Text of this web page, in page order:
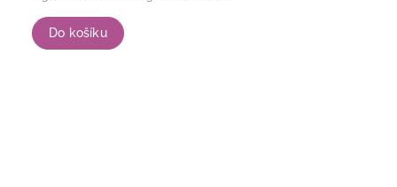
Do košíku